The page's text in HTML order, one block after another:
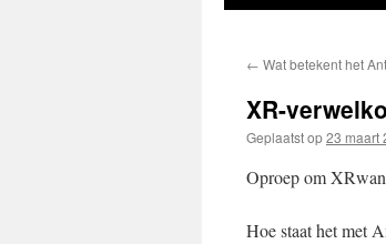
← Wat betekent het
XR-
Geplaatst op23 maart
Oproep om
Hoe staat het met